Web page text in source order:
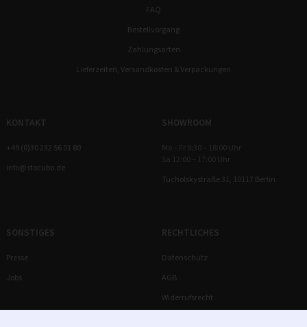
FAQ
Bestellvorgang
Zahlungsarten
Lieferzeiten, Versandkosten & Verpackungen
KONTAKT
+49 (0)30 232 56 01 80
info@stocubo.de
SHOWROOM
Mo – Fr 9:30 – 18:00 Uhr
Sa 12:00 – 17:00 Uhr
Tucholskystraße 31, 10117 Berlin
SONSTIGES
Presse
Jobs
RECHTLICHES
Datenschutz
AGB
Widerrufsrecht